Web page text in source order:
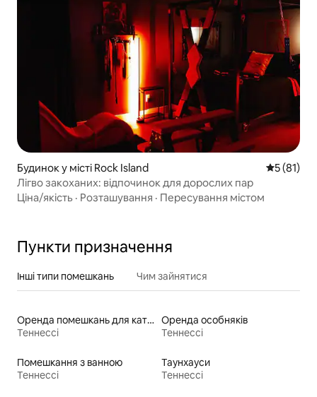
Будинок у місті Rock Island Середня
5 (81)
Лігво закоханих: відпочинок для дорослих пар
Ціна/якість · Розташування · Пересування містом
Пункти призначення
Інші типи помешкань Чим зайнятися
Оренда помешкань для катання на лижах «від порога»
Теннессі
Оренда особняків
Теннессі
Помешкання з ванною
Теннессі
Таунхауси
Теннессі